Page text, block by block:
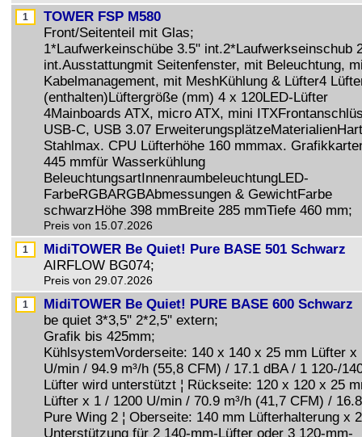
TOWER FSP M580
Front/Seitenteil mit Glas;
1*Laufwerkeinschübe 3.5" int.2*Laufwerkseinschub
int.Ausstattungmit Seitenfenster, mit Beleuchtung,
Kabelmanagement, mit MeshKühlung & Lüfter4
(enthalten)Lüftergröße (mm) 4 x 120LED-Lüfter
4Mainboards ATX, micro ATX, mini
USB-C, USB 3.07
Stahlmax. CPU Lüfterhöhe 160 mmmax.
445 mmfür Wasserkühlung
BeleuchtungsartInnenraumbeleuchtungLED-
FarbeRGBARGBAbmessungen & GewichtFarbe
schwarzHöhe 398 mmBreite 285 mmTiefe 460 mm;
Preis von 15.07.2026
MidiTOWER Be Quiet! Pure BASE 501 Schwarz
AIRFLOW BG074;
Preis von 29.07.2026
MidiTOWER Be Quiet! PURE BASE 600 Schwarz
be quiet 3*3,5" 2*2,5" extern;
Grafik bis 425mm;
KühlsystemVorderseite: 140 x 140 x 25 mm Lüfter x
U/min / 94.9 m³/h (55,8 CFM) / 17.1 dBA / 1 120-/
Lüfter wird unterstützt ¦ Rückseite: 120 x 120 x 25
Lüfter x 1 / 1200 U/min / 70.9 m³/h (41,7 CFM) /
Pure Wing 2 ¦ Oberseite: 140 mm Lüfterhalterung x
Unterstützung für 2 140-mm-Lüfter oder 3 120-mm-